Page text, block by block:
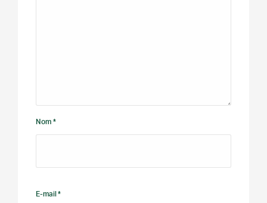
Nom *
E-mail *